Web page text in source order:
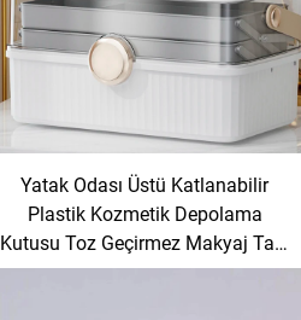
Yatak Odası Üstü Katlanabilir
Plastik Kozmetik Depolama
Kutusu Toz Geçirmez Makyaj Takı
Organizatörü